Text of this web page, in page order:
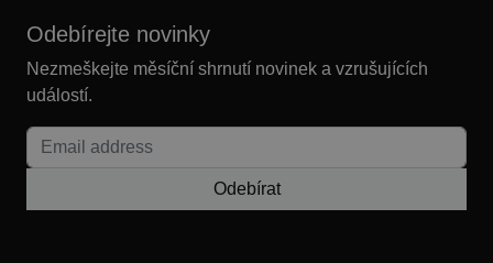
Odebírejte novinky
Nezmeškejte měsíční shrnutí novinek a vzrušujících
událostí.
Odebírat